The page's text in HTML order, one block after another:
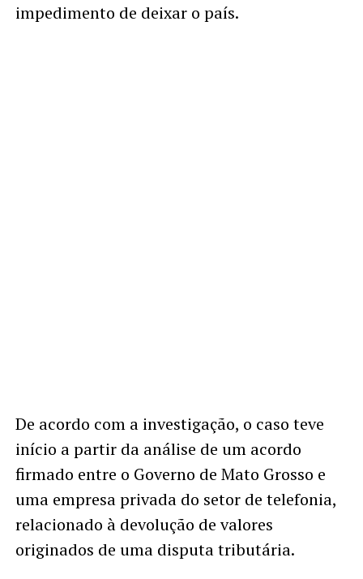
impedimento de deixar o país.
De acordo com a investigação, o caso teve
início a partir da análise de um acordo
firmado entre o Governo de Mato Grosso e
uma empresa privada do setor de telefonia,
relacionado à devolução de valores
originados de uma disputa tributária.